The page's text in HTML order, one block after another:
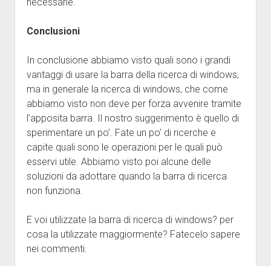
Conclusioni
In conclusione abbiamo visto quali sono i grandi
vantaggi di usare la barra della ricerca di windows,
ma in generale la ricerca di windows, che come
abbiamo visto non deve per forza avvenire tramite
l’apposita barra. Il nostro suggerimento è quello di
sperimentare un po’. Fate un po’ di ricerche e
capite quali sono le operazioni per le quali può
esservi utile. Abbiamo visto poi alcune delle
soluzioni da adottare quando la barra di ricerca
non funziona.
E voi utilizzate la barra di ricerca di windows? per
cosa la utilizzate maggiormente? Fatecelo sapere
nei commenti.